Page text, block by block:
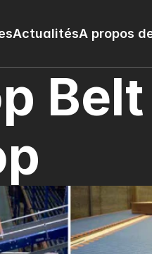
ActualitésA propos
Belt